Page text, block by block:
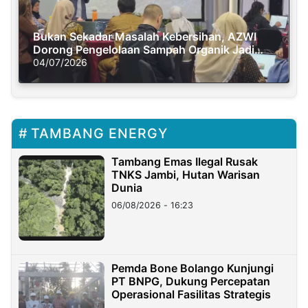
Bukan Sekadar Masalah Kebersihan, AZWI
Dorong Pengelolaan Sampah Organik Jadi
Solusi Krisis Iklim
04/07/2026
TAMBANG ENERGY
Tambang Emas Ilegal Rusak
TNKS Jambi, Hutan Warisan
Dunia
06/08/2026 - 16:23
Pemda Bone Bolango Kunjungi
PT BNPG, Dukung Percepatan
Operasional Fasilitas Strategis